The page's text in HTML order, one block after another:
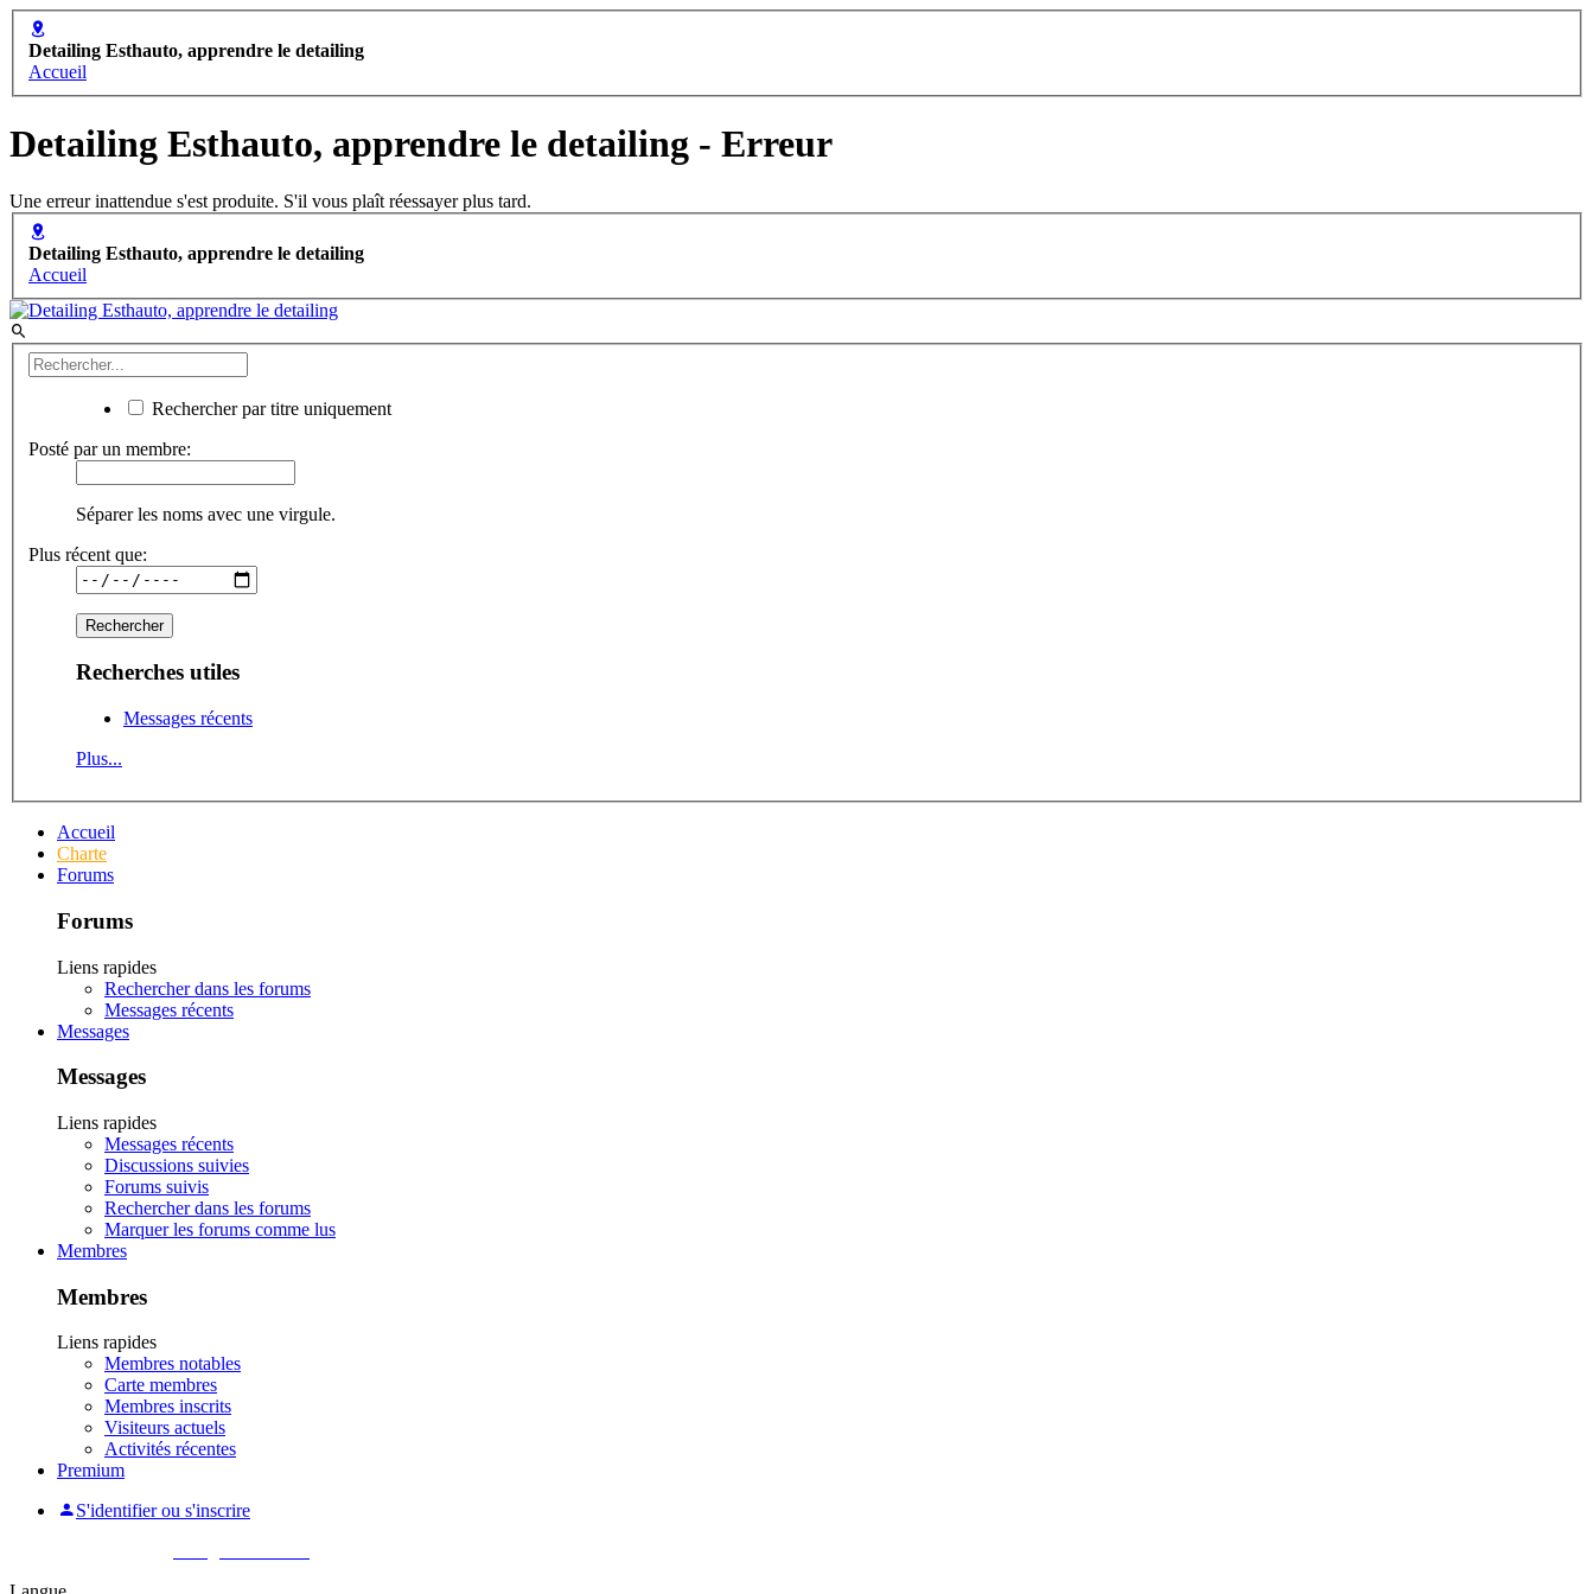
Detailing Esthauto, apprendre le detailing
Accueil
Detailing Esthauto, apprendre le detailing - Erreur
Une erreur inattendue s'est produite. S'il vous plaît réessayer plus tard.
Detailing Esthauto, apprendre le detailing
Accueil
Rechercher par titre uniquement
Posté par un membre:
Séparer les noms avec une virgule.
Plus récent que:
Recherches utiles
Messages récents
Plus...
Accueil
Charte
Forums
Forums
Liens rapides
Rechercher dans les forums
Messages récents
Messages
Messages
Liens rapides
Messages récents
Discussions suivies
Forums suivis
Rechercher dans les forums
Marquer les forums comme lus
Membres
Membres
Liens rapides
Membres notables
Carte membres
Membres inscrits
Visiteurs actuels
Activités récentes
Premium
S'identifier ou s'inscrire